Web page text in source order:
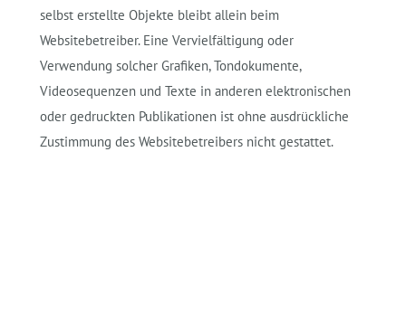
selbst erstellte Objekte bleibt allein beim
Websitebetreiber. Eine Vervielfältigung oder
Verwendung solcher Grafiken, Tondokumente,
Videosequenzen und Texte in anderen elektronischen
oder gedruckten Publikationen ist ohne ausdrückliche
Zustimmung des Websitebetreibers nicht gestattet.